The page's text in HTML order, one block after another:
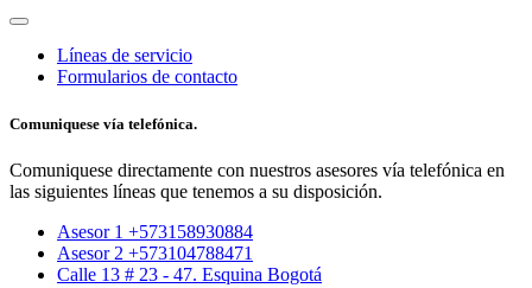
Líneas de servicio
Formularios de contacto
Comuniquese vía telefónica.
Comuniquese directamente con nuestros asesores vía telefónica en
las siguientes líneas que tenemos a su disposición.
Asesor 1 +573158930884
Asesor 2 +573104788471
Calle 13 # 23 - 47. Esquina Bogotá